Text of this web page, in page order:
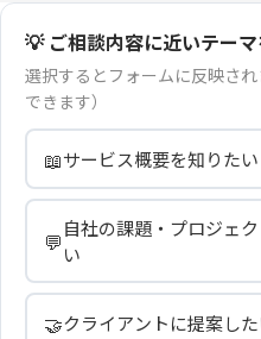
💡 ご相談内容に近いテー
選択するとフォームに反映さ
できます）
📖サービス概要を知りたい
💬自社の課題・プロジェ
い
🤝クライアントに提案し